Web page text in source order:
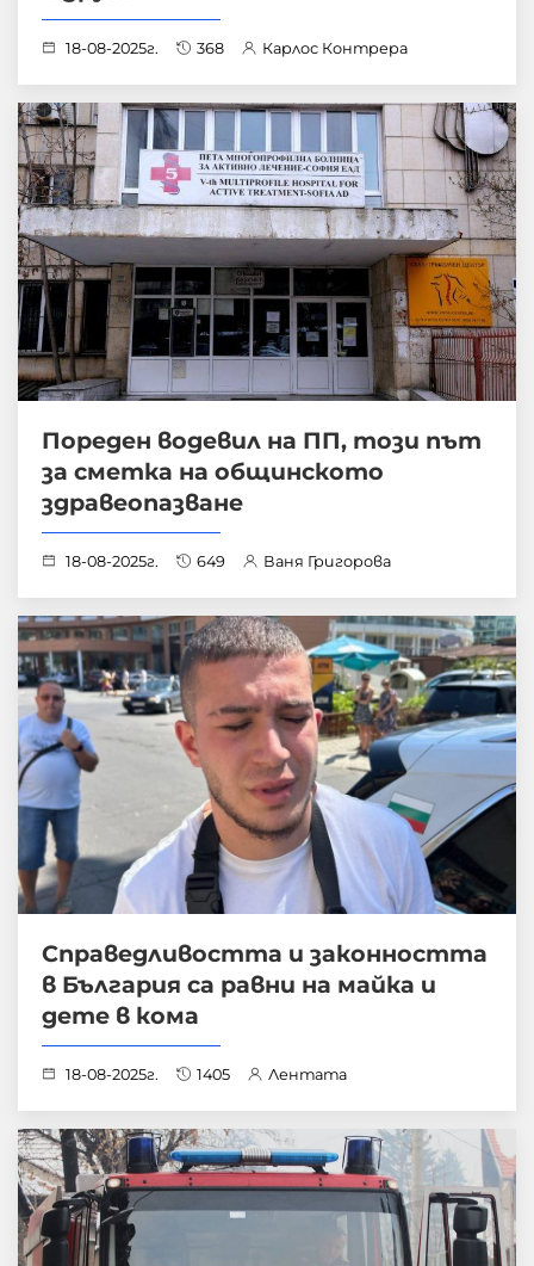
18-08-2025г. 368 Карлос Контрера
Пореден водевил на ПП, този път
за сметка на общинското
здравеопазване
18-08-2025г. 649 Ваня Григорова
Справедливостта и законността
в България са равни на майка и
дете в кома
18-08-2025г. 1405 Лентата